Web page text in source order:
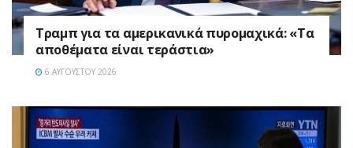
Τραμπ για τα αμερικανικά πυρομαχικά: «Τα
αποθέματα είναι τεράστια»
6 ΑΥΓΟΎΣΤΟΥ 2026